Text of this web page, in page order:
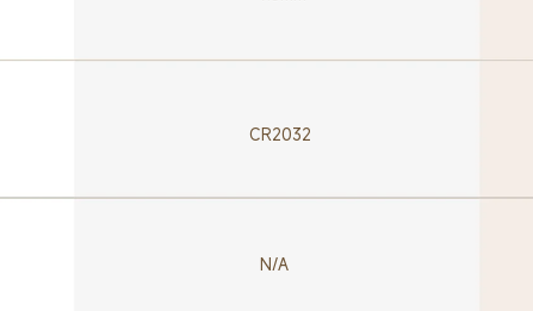
CR2032
N/A